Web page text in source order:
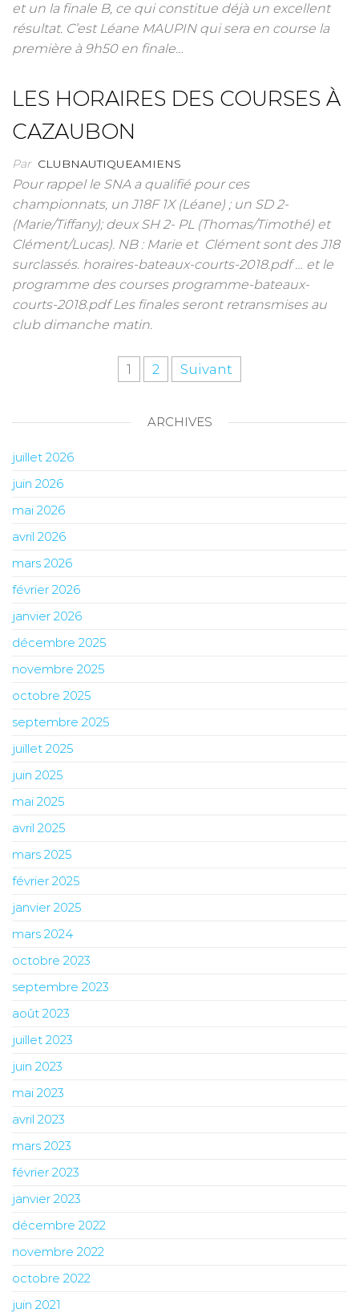
et un la finale B, ce qui constitue déjà un excellent
résultat. C’est Léane MAUPIN qui sera en course la
première à 9h50 en finale…
LES HORAIRES DES COURSES À
CAZAUBON
Par CLUBNAUTIQUEAMIENS
Pour rappel le SNA a qualifié pour ces
championnats, un J18F 1X (Léane) ; un SD 2-
(Marie/Tiffany); deux SH 2- PL (Thomas/Timothé) et
Clément/Lucas). NB : Marie et Clément sont des J18
surclassés. horaires-bateaux-courts-2018.pdf … et le
programme des courses programme-bateaux-
courts-2018.pdf Les finales seront retransmises au
club dimanche matin.
1 2 Suivant
ARCHIVES
juillet 2026
juin 2026
mai 2026
avril 2026
mars 2026
février 2026
janvier 2026
décembre 2025
novembre 2025
octobre 2025
septembre 2025
juillet 2025
juin 2025
mai 2025
avril 2025
mars 2025
février 2025
janvier 2025
mars 2024
octobre 2023
septembre 2023
août 2023
juillet 2023
juin 2023
mai 2023
avril 2023
mars 2023
février 2023
janvier 2023
décembre 2022
novembre 2022
octobre 2022
juin 2021